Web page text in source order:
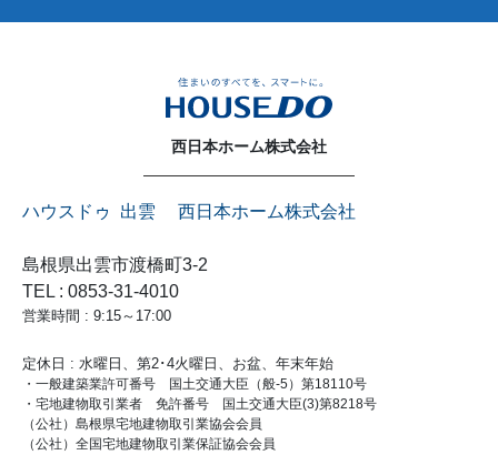
西日本ホーム株式会社
ハウスドゥ 出雲 西日本ホーム株式会社
島根県出雲市渡橋町3-2
TEL : 0853-31-4010
営業時間 : 9:15～17:00
定休日 : 水曜日、第2･4火曜日、お盆、年末年始
・一般建築業許可番号 国土交通大臣（般-5）第18110号
・宅地建物取引業者 免許番号 国土交通大臣(3)第8218号
（公社）島根県宅地建物取引業協会会員
（公社）全国宅地建物取引業保証協会会員